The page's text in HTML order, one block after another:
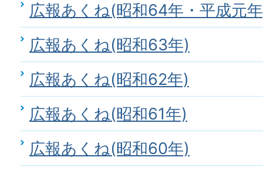
広報あくね(昭和64年・平成元
広報あくね(昭和63年)
広報あくね(昭和62年)
広報あくね(昭和61年)
広報あくね(昭和60年)